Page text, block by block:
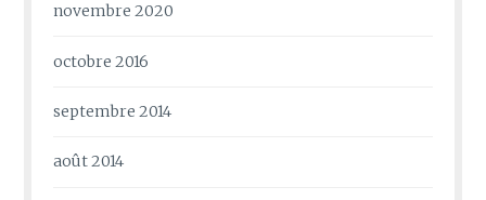
novembre 2020
octobre 2016
septembre 2014
août 2014